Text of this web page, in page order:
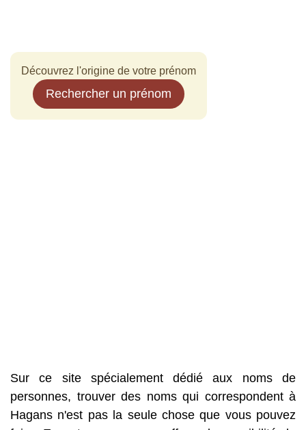
Découvrez l'origine de votre prénom
Rechercher un prénom
Sur ce site spécialement dédié aux noms de
personnes, trouver des noms qui correspondent à
Hagans n'est pas la seule chose que vous pouvez